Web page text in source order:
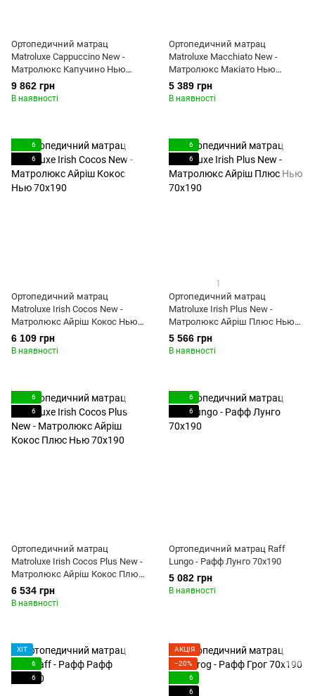
Ортопедичний матрац
Matroluxe Cappuccino New -
Матролюкс Капучино Нью
70x190
9 862 грн
В наявності
Ортопедичний матрац
Matroluxe Macchiato New -
Матролюкс Макіато Нью
70x190
5 389 грн
В наявності
6
6
Ортопедичний матрац
Matroluxe Irish Cocos New -
Матролюкс Айріш Кокос Нью
70x190
6 109 грн
В наявності
6
6
1
Ортопедичний матрац
Matroluxe Irish Plus New -
Матролюкс Айріш Плюс Нью
70x190
5 566 грн
В наявності
6
6
Ортопедичний матрац
Matroluxe Irish Cocos Plus New -
Матролюкс Айріш Кокос Плюс
Нью 70x190
6 534 грн
В наявності
6
6
Ортопедичний матрац Raff
Lungo - Рафф Лунго 70x190
5 082 грн
В наявності
ХІТ
6
6
АКЦІЯ
−20%
6
6